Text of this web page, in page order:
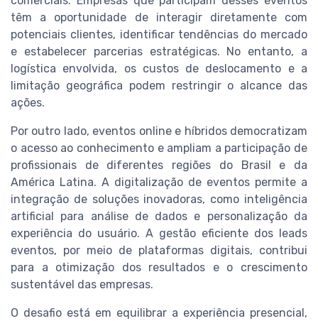
têm a oportunidade de interagir diretamente com
potenciais clientes, identificar tendências do mercado
e estabelecer parcerias estratégicas. No entanto, a
logística envolvida, os custos de deslocamento e a
limitação geográfica podem restringir o alcance das
ações.
Por outro lado, eventos online e híbridos democratizam
o acesso ao conhecimento e ampliam a participação de
profissionais de diferentes regiões do Brasil e da
América Latina. A digitalização de eventos permite a
integração de soluções inovadoras, como inteligência
artificial para análise de dados e personalização da
experiência do usuário. A gestão eficiente dos leads
eventos, por meio de plataformas digitais, contribui
para a otimização dos resultados e o crescimento
sustentável das empresas.
O desafio está em equilibrar a experiência presencial,